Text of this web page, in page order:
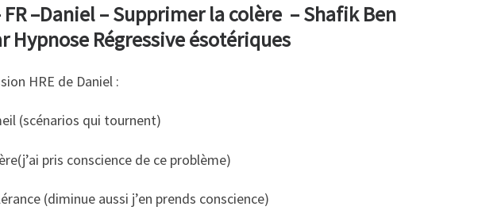
FR –Daniel – Supprimer la colère – Shafik Ben
Hypnose Régressive ésotériques
HRE de Daniel :
(scénarios qui tournent)
pris conscience de ce problème)
(diminue aussi j’en prends conscience)